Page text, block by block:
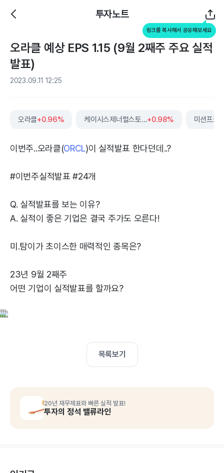
투자노트
링크를 복사해서 공유해보세요
오라클 예상 EPS 1.15 (9월 2째주 주요 실적
발표)
2023.09.11 12:25
오라클+0.96% 케이시스제너럴스토어스+0.98% 미션프로
이번주..오라클(ORCL)이 실적발표 한다던데..?
#이번주실적발표 #24개
Q. 실적발표를 보는 이유?
A. 실적이 좋은 기업은 결국 주가도 오른다!
미.탐이가 초이스한 매력적인 종목은?
23년 9월 2째주
어떤 기업이 실적발표를 할까요?
목록보기
20년 재무제표와 빠른 실적 발표!
투자의 정석 밸류라인